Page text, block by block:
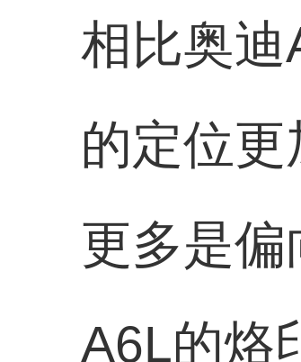
相比奥
的定位更
更多是
A6L的烙